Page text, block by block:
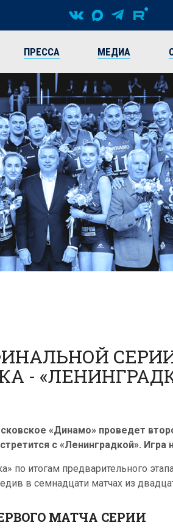
ПРЕССА МЕДИА
-
«Динамо» проведет
с «Ленинградкой». Игра
по итогам предварительного
в семнадцати матчах из
МАТЧА СЕРИИ